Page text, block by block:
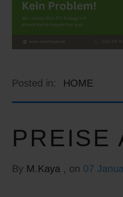
Posted in: HOME
PREISE
By M.Kaya , on 07